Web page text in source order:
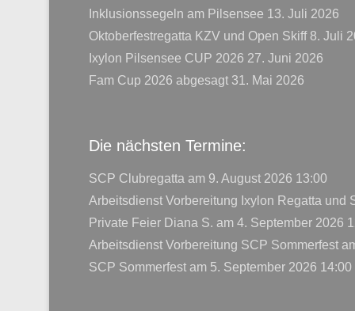
Inklusionssegeln am Pilsensee 13. Juli 2026
Oktoberfestregatta KZV und Open Skiff 8. Juli
Ixylon Pilsensee CUP 2026 27. Juni 2026
Fam Cup 2026 abgesagt 31. Mai 2026
Die nächsten Termine:
SCP Clubregatta am 9. August 2026 13:00
Arbeitsdienst Vorbereitung Ixylon Regatta und
Private Feier Diana S. am 4. September 2026
Arbeitsdienst Vorbereitung SCP Sommerfest
SCP Sommerfest am 5. September 2026 14:00